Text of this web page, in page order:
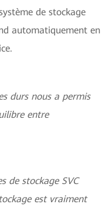
de stockage
automatiquement en
durs nous a permis
entre
de stockage SVC
est vraiment